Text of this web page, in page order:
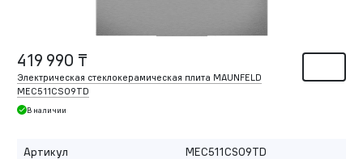
419 990 ₸
Электрическая стеклокерамическая плита MAUNFELD
MEC511CS09TD
В наличии
Артикул
MEC511CS09TD